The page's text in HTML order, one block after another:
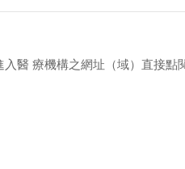
醫 療機構之網址（域）直接點